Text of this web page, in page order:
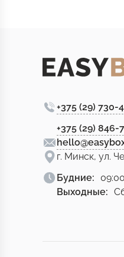
+375 (29) 730-
+375 (29) 846-
г. Минск, ул.
Будние:
Выходные: